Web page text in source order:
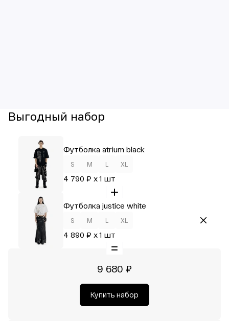
Выгодный набор
Футболка atrium black
S M L XL
4 790 ₽ x 1 шт
Футболка justice white
S M L XL
4 890 ₽ x 1 шт
9 680 ₽
Купить набор